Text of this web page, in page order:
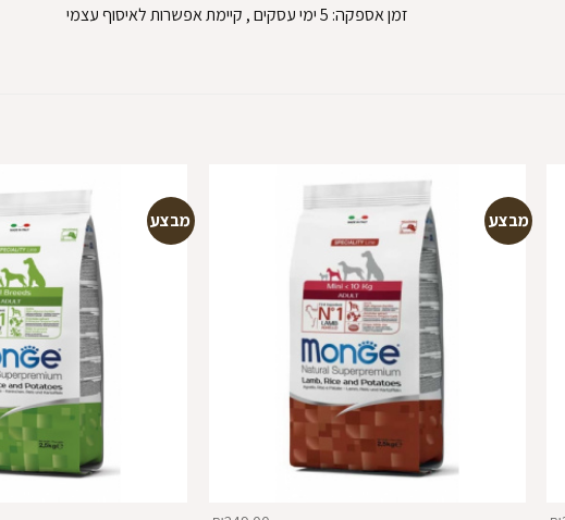
זמן אספקה: 5 ימי עסקים , קיימת אפשרות לאיסוף עצמי
מבצע מבצע